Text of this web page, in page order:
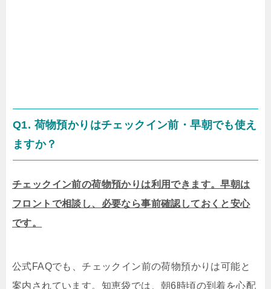
Q1. 荷物預かりはチェックイン前・早朝でも使え
ますか？
チェックイン前の荷物預かりは利用できます。早朝は
フロントで相談し、必要なら事前確認しておくと安心
です。
公式FAQでも、チェックイン前の荷物預かりは可能と
案内されています。知恵袋では、朝6時頃の到着を心配